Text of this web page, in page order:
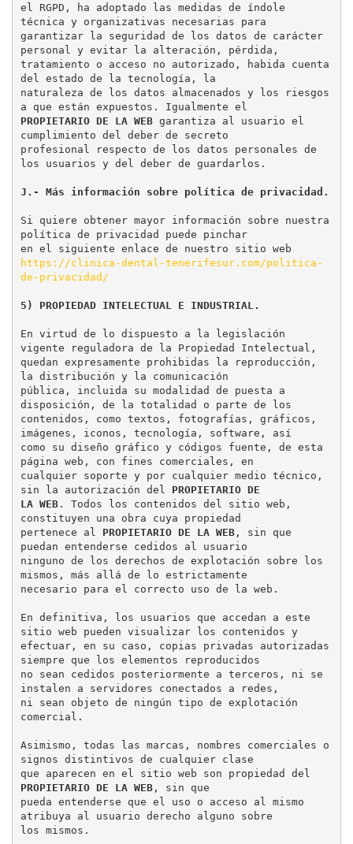
el RGPD, ha adoptado las medidas de índole
técnica y organizativas necesarias para
garantizar la seguridad de los datos de carácter
personal y evitar la alteración, pérdida,
tratamiento o acceso no autorizado, habida cuenta
del estado de la tecnología, la
naturaleza de los datos almacenados y los riesgos
PROPIETARIO DE LA WEB garantiza al usuario el
cumplimiento del deber de secreto
profesional respecto de los datos personales de
los usuarios y del deber de guardarlos.
J.- Más información sobre política de privacidad.
Si quiere obtener mayor información sobre nuestra
política de privacidad puede pinchar
https://clinica-dental-tenerifesur.com/politica-
de-privacidad/
5) PROPIEDAD INTELECTUAL E INDUSTRIAL.
En virtud de lo dispuesto a la legislación
vigente reguladora de la Propiedad Intelectual,
quedan expresamente prohibidas la reproducción,
la distribución y la comunicación
pública, incluida su modalidad de puesta a
disposición, de la totalidad o parte de los
contenidos, como textos, fotografías, gráficos,
imágenes, iconos, tecnología, software, así
como su diseño gráfico y códigos fuente, de esta
página web, con fines comerciales, en
cualquier soporte y por cualquier medio técnico,
sin la autorización del PROPIETARIO DE
LA WEB. Todos los contenidos del sitio web,
constituyen una obra cuya propiedad
pertenece al PROPIETARIO DE LA WEB, sin que
puedan entenderse cedidos al usuario
ninguno de los derechos de explotación sobre los
mismos, más allá de lo estrictamente
necesario para el correcto uso de la web.
En definitiva, los usuarios que accedan a este
sitio web pueden visualizar los contenidos y
efectuar, en su caso, copias privadas autorizadas
siempre que los elementos reproducidos
no sean cedidos posteriormente a terceros, ni se
instalen a servidores conectados a redes,
ni sean objeto de ningún tipo de explotación
comercial.
Asimismo, todas las marcas, nombres comerciales o
signos distintivos de cualquier clase
PROPIETARIO DE LA WEB, sin que
pueda entenderse que el uso o acceso al mismo
atribuya al usuario derecho alguno sobre
los mismos.